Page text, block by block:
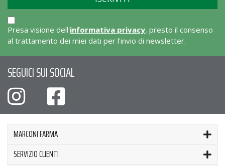
Presa visione dell'informativa privacy, presto il consenso
al trattamento dei miei dati per l'invio di newsletter.
SEGUICI SUI SOCIAL
MARCONI FARMA
SERVIZIO CLIENTI